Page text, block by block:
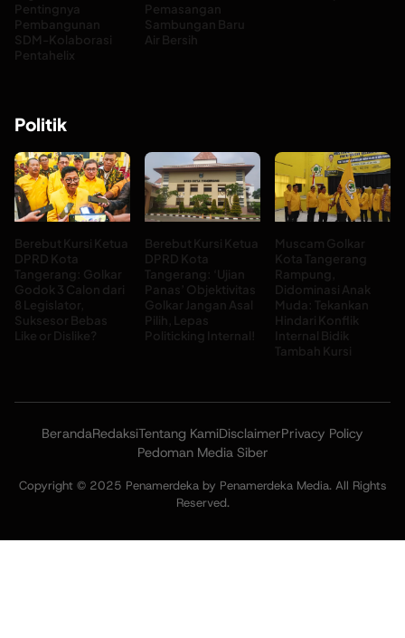
Pentingnya
Pembangunan
SDM-Kolaborasi
Pentahelix
Pemasangan
Sambungan Baru
Air Bersih
Politik
Berebut Kursi Ketua
DPRD Kota
Tangerang: Golkar
Godok 3 Calon dari
8 Legislator,
Suksesor Bebas
Like or Dislike?
Berebut Kursi Ketua
DPRD Kota
Tangerang: ‘Ujian
Panas’ Objektivitas
Golkar Jangan Asal
Pilih, Lepas
Politicking Internal!
Muscam Golkar
Kota Tangerang
Rampung,
Didominasi Anak
Muda: Tekankan
Hindari Konflik
Internal Bidik
Tambah Kursi
BerandaRedaksiTentang KamiDisclaimerPrivacy Policy
Pedoman Media Siber
Copyright © 2025 Penamerdeka by Penamerdeka Media. All Rights
Reserved.